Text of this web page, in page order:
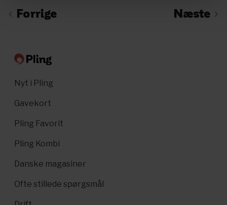
Forrige Næste
Nyt i Pling
Gavekort
Pling Favorit
Pling Kombi
Danske magasiner
Ofte stillede spørgsmål